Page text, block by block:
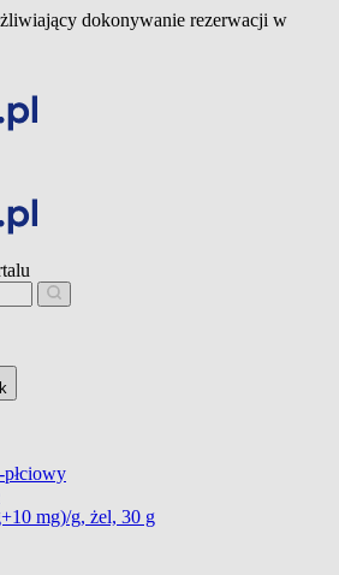
dokonywanie rezerwacji w
płciowy
mg)/g, żel, 30 g